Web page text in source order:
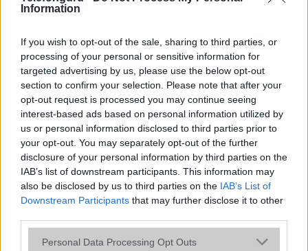
Information
If you wish to opt-out of the sale, sharing to third parties, or
processing of your personal or sensitive information for
targeted advertising by us, please use the below opt-out
section to confirm your selection. Please note that after your
opt-out request is processed you may continue seeing
interest-based ads based on personal information utilized by
us or personal information disclosed to third parties prior to
your opt-out. You may separately opt-out of the further
disclosure of your personal information by third parties on the
IAB’s list of downstream participants. This information may
also be disclosed by us to third parties on the IAB’s List of
Downstream Participants that may further disclose it to other
Please note that this website/app uses one or more Google
Personal Data Processing Opt Outs
Galaxy készülék számára ez lesz az út vége.
iPhone 18 bemutató dátum - ekkor
rántja le a leplet az Apple az új
csúcsmobilokról
2026.06.29| Phone Arena
A szeptemberi eseményen az iPhone 18 Pro modellek
mellett a régóta pletykált hajlítható iPhone Ultra is
bemutatkozhat, miközben az áremelésekről szóló
találgatások továbbra is beárnyékolják a rajtot.
Az Android rejtett automatizmusai: hat
funkció, amely észrevétlenül könnyíti
meg a mindennapokat
Sok felhasználó külön alkalmazásokra esküszik, pedig az
Android már évek óta olyan intelligens funkciókat kínál,